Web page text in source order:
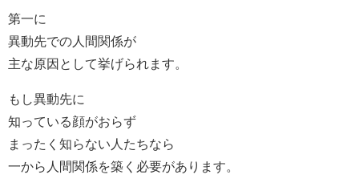
第一に
異動先での人間関係が
主な原因として挙げられます。
もし異動先に
知っている顔がおらず
まったく知らない人たちなら
一から人間関係を築く必要があります。